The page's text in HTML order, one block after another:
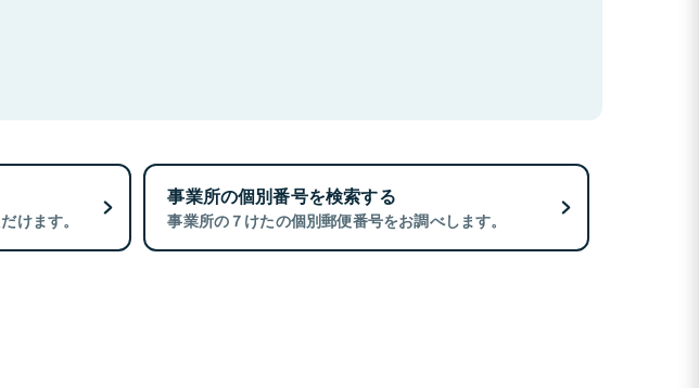
けます。
事業所の個別番号を検索する
事業所の７けたの個別郵便番号をお調べします。